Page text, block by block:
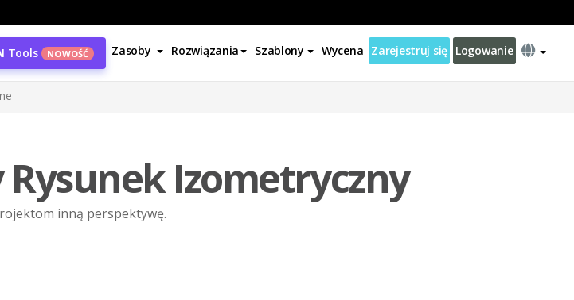
Tools NOWOŚĆ Zasoby Rozwiązania Szablony Wycena Zarejestruj się Logowanie
Izometryczny
inną perspektywę.